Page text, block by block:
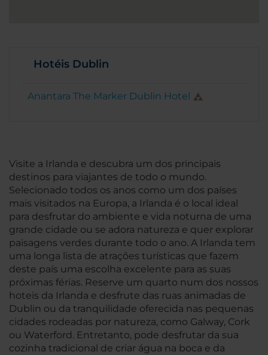
Hotéis Dublin
Anantara The Marker Dublin Hotel
Visite a Irlanda e descubra um dos principais
destinos para viajantes de todo o mundo.
Selecionado todos os anos como um dos países
mais visitados na Europa, a Irlanda é o local ideal
para desfrutar do ambiente e vida noturna de uma
grande cidade ou se adora natureza e quer explorar
paisagens verdes durante todo o ano. A Irlanda tem
uma longa lista de atrações turísticas que fazem
deste país uma escolha excelente para as suas
próximas férias. Reserve um quarto num dos nossos
hoteis da Irlanda e desfrute das ruas animadas de
Dublin ou da tranquilidade oferecida nas pequenas
cidades rodeadas por natureza, como Galway, Cork
ou Waterford. Entretanto, pode desfrutar da sua
cozinha tradicional de criar água na boca e da